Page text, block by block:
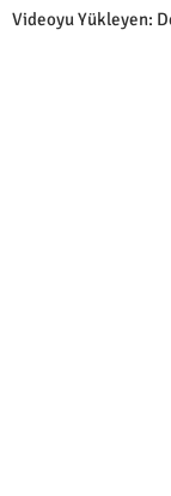
Videoyu Yükleyen: